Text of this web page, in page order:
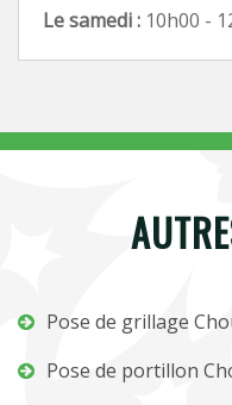
Le samedi : 10h00 -
Pose de grillage
Pose de portillon